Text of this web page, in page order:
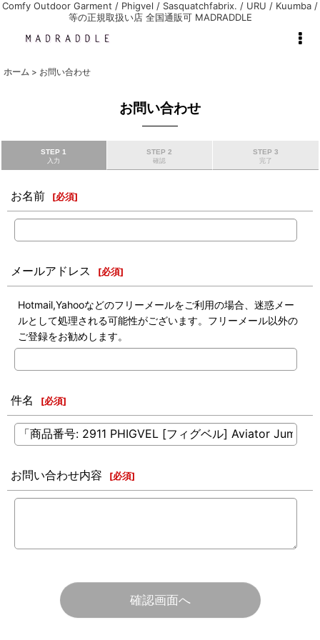
Comfy Outdoor Garment / Phigvel / Sasquatchfabrix. / URU / Kuumba /
等の正規取扱い店 全国通販可 MADRADDLE
ホーム > お問い合わせ
お問い合わせ
STEP 1
入力
STEP 2
確認
STEP 3
完了
お名前 [必須]
メールアドレス [必須]
Hotmail,Yahooなどのフリーメールをご利用の場合、迷惑メー
ルとして処理される可能性がございます。フリーメール以外の
ご登録をお勧めします。
件名 [必須]
お問い合わせ内容 [必須]
確認画面へ